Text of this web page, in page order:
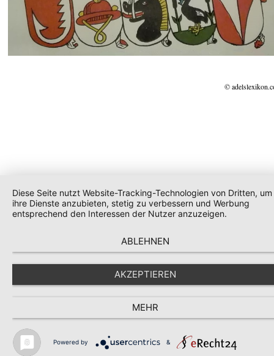
©
Diese Seite nutzt Website-Tracking-Technologien von Dritten, um
ihre Dienste anzubieten, stetig zu verbessern und Werbung
entsprechend den Interessen der Nutzer anzuzeigen.
ABLEHNEN
AKZEPTIEREN
MEHR
Powered by &